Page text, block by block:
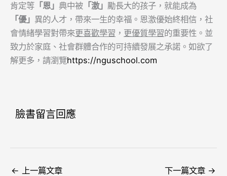
肯定等 「 恩 」 典中被 「激」 勵長大的孩子，就能成為
「優」 異的人才，帶來一生的幸福。恩激優始終相信，社
會情緒學習對帶來更喜歡學習 ， 更優質學習的重要性。並
致力於家庭、社會群體合作的可持續發展之承諾。如欲了
解更多，請瀏覽https://nguschool.com
臉書留言回應
← 上一篇文章 下一篇文章 →